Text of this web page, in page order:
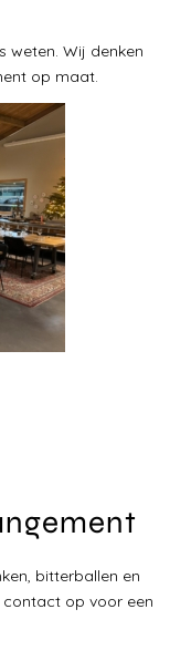
weten. Wij denken
op maat.
bitterballen en
op voor een